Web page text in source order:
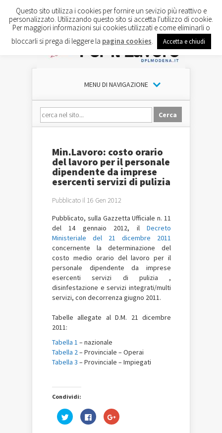
MENU DI NAVIGAZIONE
Min.Lavoro: costo orario
del lavoro per il personale
dipendente da imprese
esercenti servizi di pulizia
Pubblicato il 16 Gen 2012
Pubblicato, sulla Gazzetta Ufficiale n. 11
del 14 gennaio 2012, il Decreto
Ministeriale del 21 dicembre 2011
concernente la determinazione del
costo medio orario del lavoro per il
personale dipendente da imprese
esercenti servizi di pulizia ,
disinfestazione e servizi integrati/multi
servizi, con decorrenza giugno 2011.
Tabelle allegate al D.M. 21 dicembre
2011:
Tabella 1 – nazionale
Tabella 2– Provinciale – Operai
Tabella 3 – Provinciale – Impiegati
Condividi:
Fai
clic
Fai
clic
Fai
clic
Questo sito utilizza i cookies per fornire un sevizio più reattivo e
personalizzato. Utilizzando questo sito si accetta l'utilizzo di cookie.
Per maggiori informazioni sui cookies utilizzati e come eliminarli o
bloccarli si prega di leggere la pagina cookies Accetta e chiudi